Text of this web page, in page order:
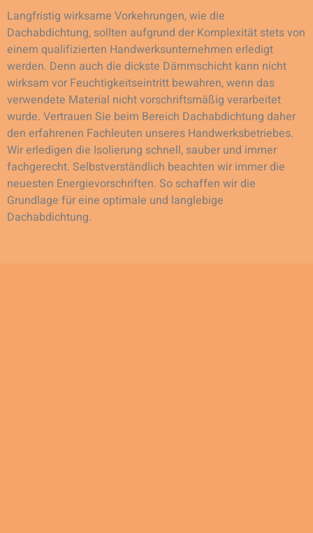
Langfristig wirksame Vorkehrungen, wie die
Dachabdichtung, sollten aufgrund der Komplexität stets von
einem qualifizierten Handwerksunternehmen erledigt
werden. Denn auch die dickste Dämmschicht kann nicht
wirksam vor Feuchtigkeitseintritt bewahren, wenn das
verwendete Material nicht vorschriftsmäßig verarbeitet
wurde. Vertrauen Sie beim Bereich Dachabdichtung daher
den erfahrenen Fachleuten unseres Handwerksbetriebes.
Wir erledigen die Isolierung schnell, sauber und immer
fachgerecht. Selbstverständlich beachten wir immer die
neuesten Energievorschriften. So schaffen wir die
Grundlage für eine optimale und langlebige
Dachabdichtung.